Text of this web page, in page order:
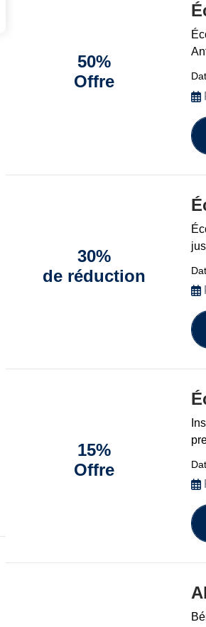
50%
Offre
30%
de réduction
15%
Offre